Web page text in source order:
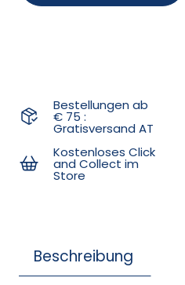
Bestellungen ab
€ 75 :
Gratisversand AT
Kostenloses Click
and Collect im
Store
Beschreibung